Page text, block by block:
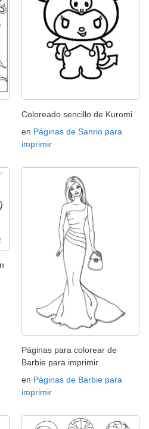
Coloreado sencillo de Kuromi
en Páginas de Sanrio para
imprimir
Páginas para colorear de
Barbie para imprimir
en Páginas de Barbie para
imprimir